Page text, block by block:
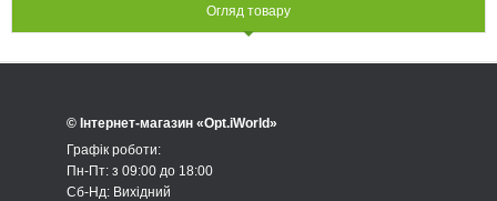
Огляд товару
© Інтернет-магазин «Opt.iWorld»
Графік роботи:
Пн-Пт: з 09:00 до 18:00
Сб-Нд: Вихідний